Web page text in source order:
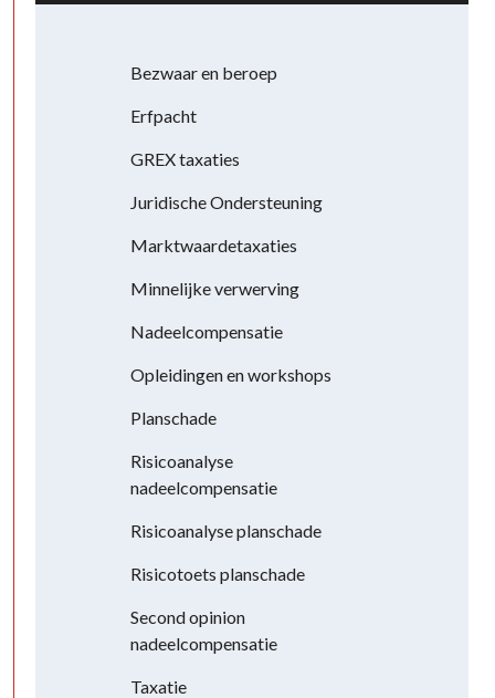
Bezwaar en beroep
Erfpacht
GREX taxaties
Juridische Ondersteuning
Marktwaardetaxaties
Minnelijke verwerving
Nadeelcompensatie
Opleidingen en workshops
Planschade
Risicoanalyse
nadeelcompensatie
Risicoanalyse planschade
Risicotoets planschade
Second opinion
nadeelcompensatie
Taxatie